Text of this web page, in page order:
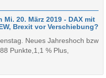
20. März 2019 - DAX mit
Brexit vor Verschiebung?
Neues Jahreshoch bzw
Punkte,1,1 % Plus,